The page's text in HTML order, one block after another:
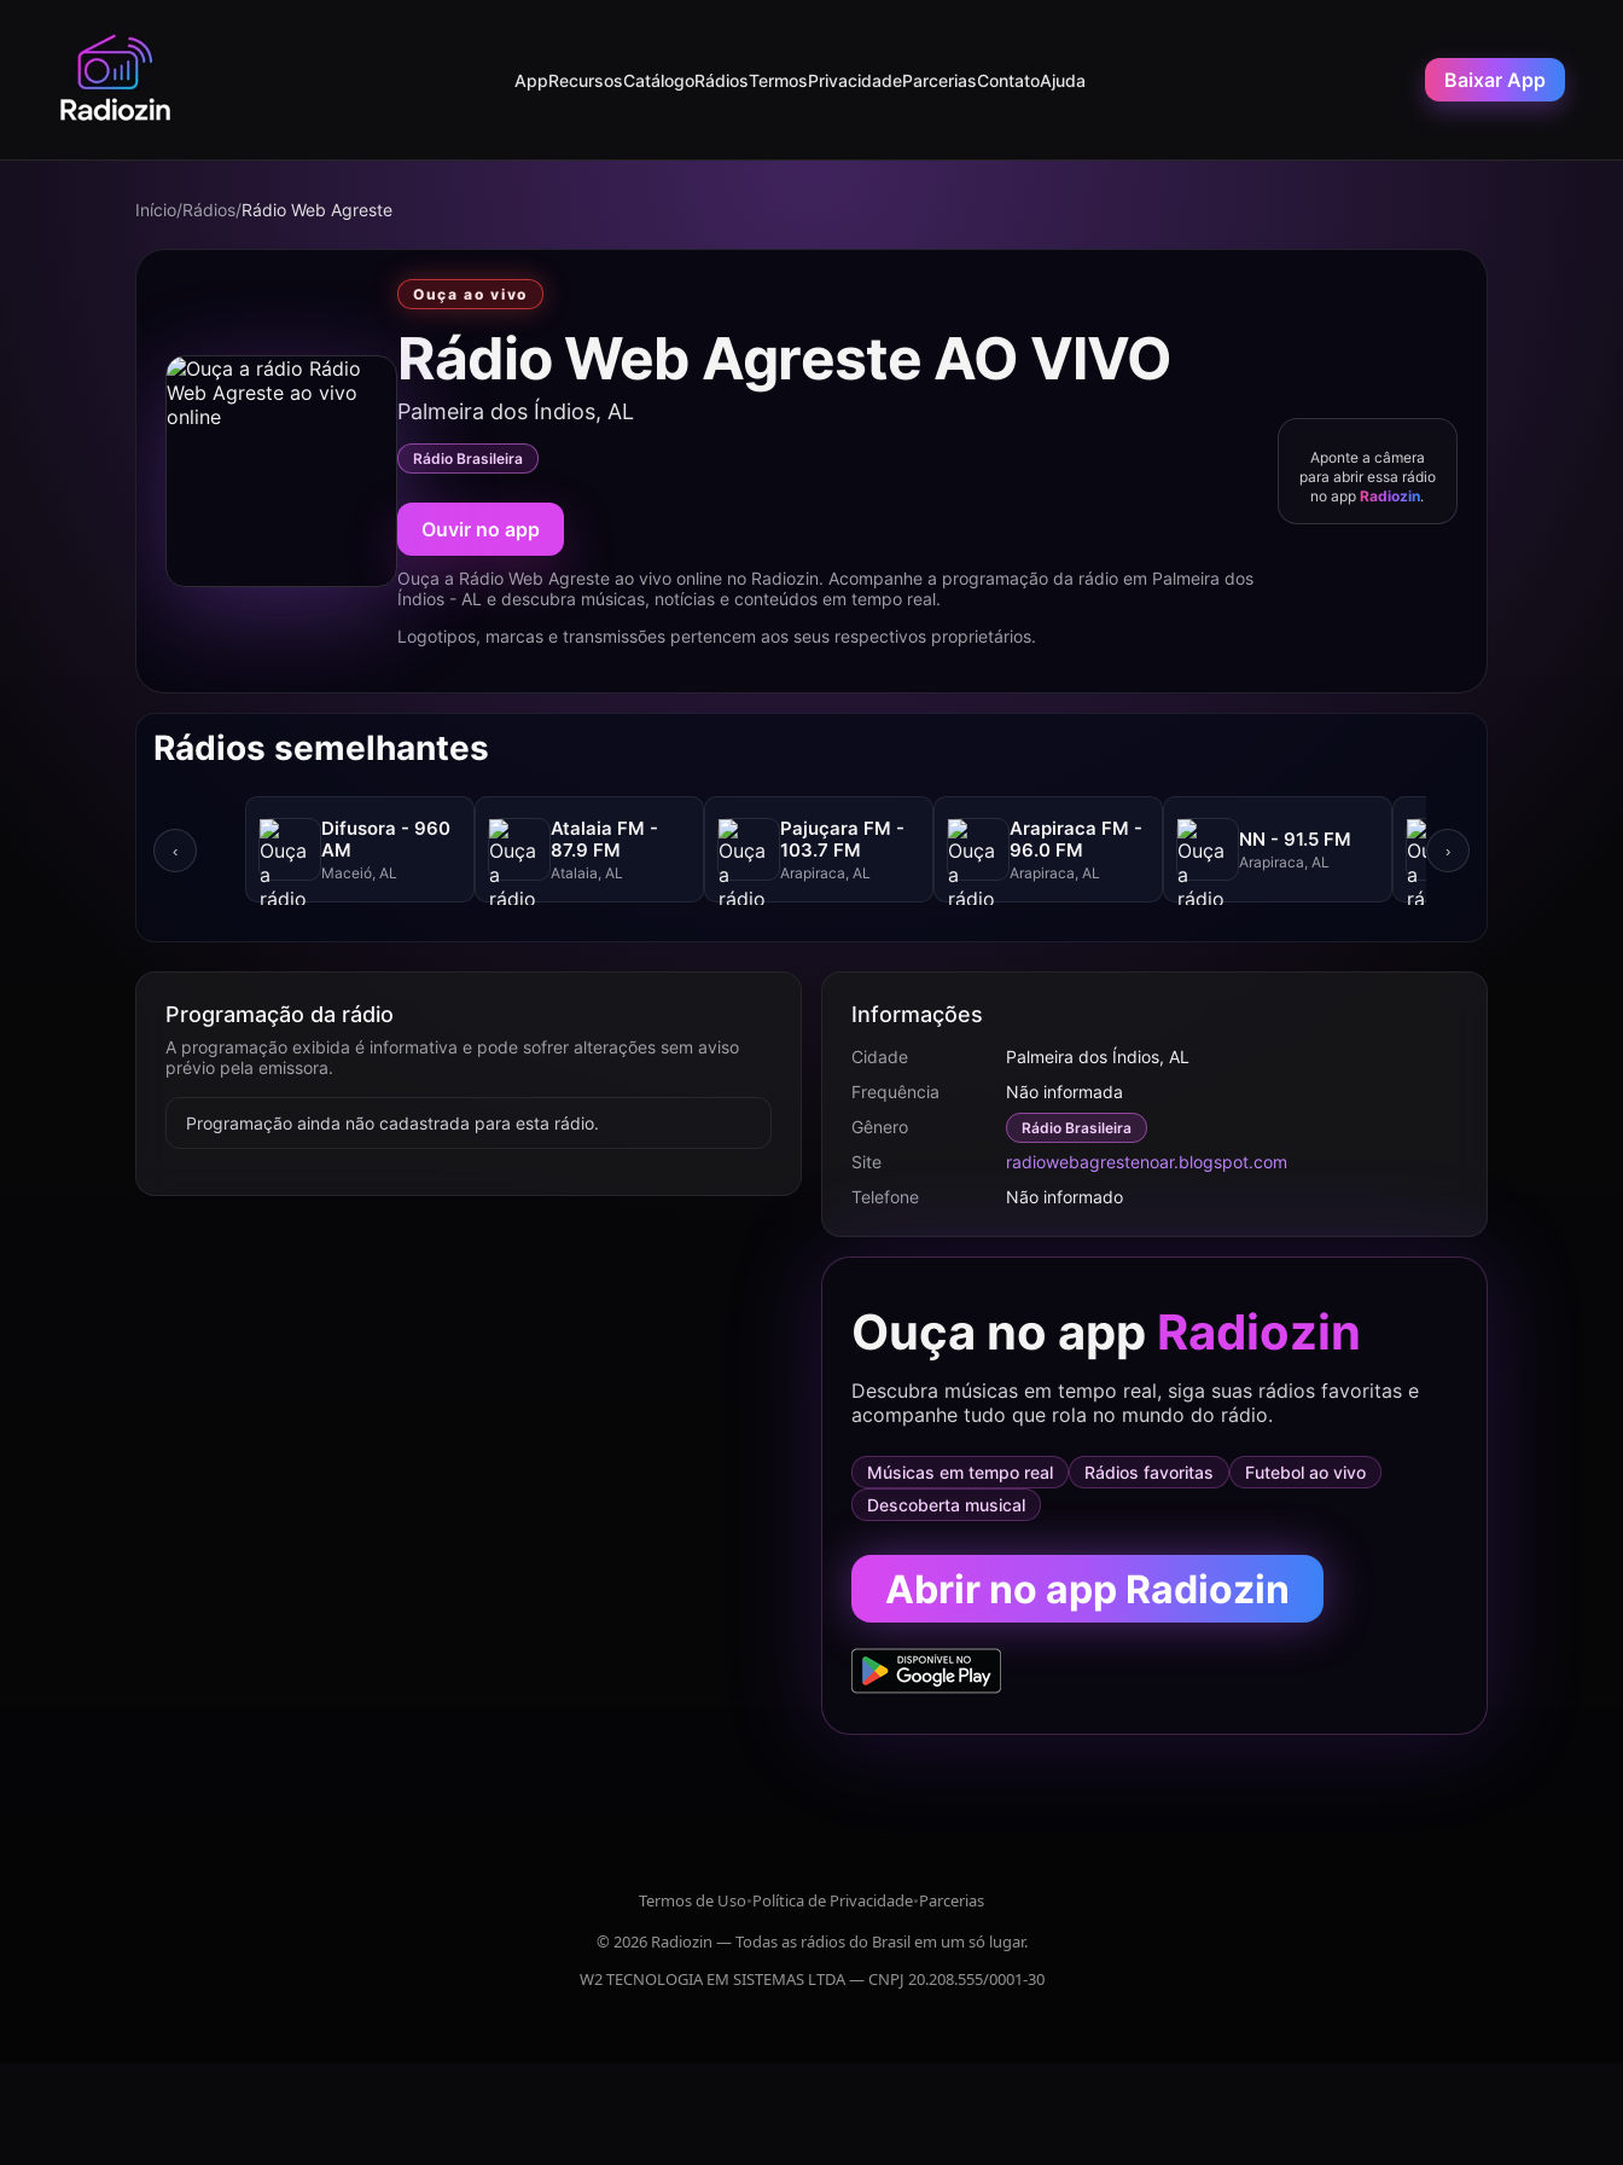
AppRecursosCatálogoRádiosTermosPrivacidadeParceriasContatoAjuda Baixar App
Início/Rádios/Rádio Web Agreste
Ouça ao vivo
Rádio Web Agreste AO VIVO
Palmeira dos Índios, AL
Rádio Brasileira
Ouvir no app
Ouça a Rádio Web Agreste ao vivo online no Radiozin. Acompanhe a programação da rádio em Palmeira dos
Índios - AL e descubra músicas, notícias e conteúdos em tempo real.
Logotipos, marcas e transmissões pertencem aos seus respectivos proprietários.
Aponte a câmera
para abrir essa rádio
no appRadiozin.
Rádios semelhantes
‹
Difusora - 960
AM
Maceió, AL
Atalaia FM -
87.9 FM
Atalaia, AL
Pajuçara FM -
103.7 FM
Arapiraca, AL
Arapiraca FM -
96.0 FM
Arapiraca, AL
NN - 91.5 FM
Arapiraca, AL
105.3 FM
›
Programação da rádio
A programação exibida é informativa e pode sofrer alterações sem aviso
prévio pela emissora.
Programação ainda não cadastrada para esta rádio.
Informações
Cidade
Palmeira dos Índios, AL
Frequência
Não informada
Gênero
Rádio Brasileira
Site
radiowebagrestenoar.blogspot.com
Telefone
Não informado
Ouça no app Radiozin
Descubra músicas em tempo real, siga suas rádios favoritas e
acompanhe tudo que rola no mundo do rádio.
Músicas em tempo real Rádios favoritas
Futebol ao vivo
Descoberta musical
Abrir no app Radiozin
Termos de Uso•Política de Privacidade•Parcerias
© 2026 Radiozin — Todas as rádios do Brasil em um só lugar.
W2 TECNOLOGIA EM SISTEMAS LTDA — CNPJ 20.208.555/0001-30